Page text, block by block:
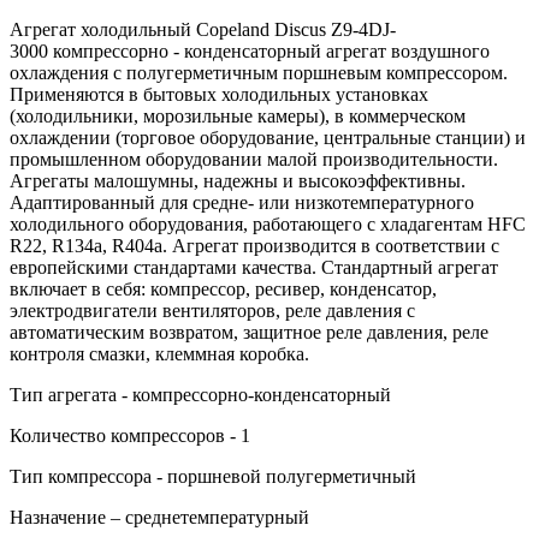
Агрегат холодильный Copeland Discus Z9-4DJ-
3000 компрессорно - конденсаторный агрегат воздушного
охлаждения с полугерметичным поршневым компрессором.
Применяются в бытовых холодильных установках
(холодильники, морозильные камеры), в коммерческом
охлаждении (торговое оборудование, центральные станции) и
промышленном оборудовании малой производительности.
Агрегаты малошумны, надежны и высокоэффективны.
Адаптированный для средне- или низкотемпературного
холодильного оборудования, работающего с хладагентам HFC
R22, R134a, R404a. Агрегат производится в соответствии с
европейскими стандартами качества. Стандартный агрегат
включает в себя: компрессор, ресивер, конденсатор,
электродвигатели вентиляторов, реле давления с
автоматическим возвратом, защитное реле давления, реле
контроля смазки, клеммная коробка.
Тип агрегата - компрессорно-конденсаторный
Количество компрессоров - 1
Тип компрессора - поршневой полугерметичный
Назначение – среднетемпературный